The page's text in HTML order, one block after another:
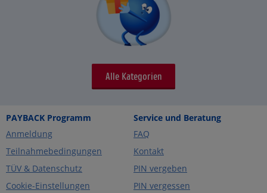
Alle Kategorien
PAYBACK Programm
Anmeldung
Teilnahmebedingungen
TÜV & Datenschutz
Cookie-Einstellungen
Service und Beratung
FAQ
Kontakt
PIN vergeben
PIN vergessen